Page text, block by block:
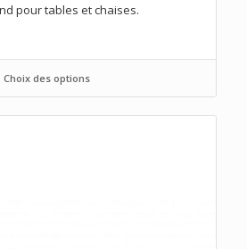
pour tables et chaises.
Choix des options